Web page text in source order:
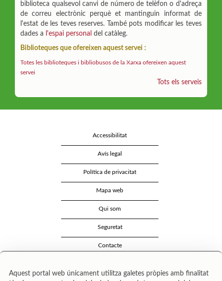
biblioteca qualsevol canvi de número de telèfon o d'adreça
de correu electrònic perquè et mantinguin informat de
l'estat de les teves reserves. També pots modificar les teves
dades a
l'espai personal del catàleg.
Biblioteques que ofereixen aquest servei :
Totes les biblioteques i bibliobusos de la Xarxa ofereixen aquest
servei
Tots els serveis
Accessibilitat
Avís legal
Política de privacitat
Mapa web
Qui som
Seguretat
Contacte
Aquest portal web únicament utilitza galetes pròpies amb finalitat